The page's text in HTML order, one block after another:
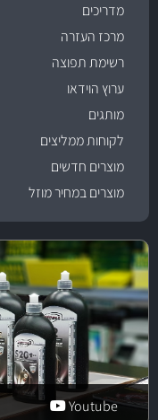
מדריכים
מרכז העזרה
רשימת תפוצה
ערוץ הוידאו
מותגים
לקוחות ממליצים
מוצרים חדשים
מוצרים במחיר מוזל
Youtube